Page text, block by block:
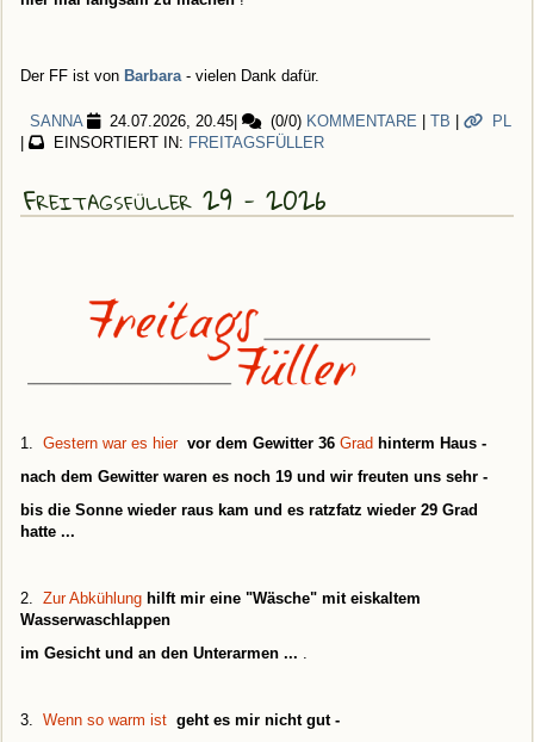
Der FF ist von Barbara - vielen Dank dafür.
SANNA 24.07.2026, 20.45 (0/0) KOMMENTARE TB
PL
EINSORTIERT IN: FREITAGSFÜLLER
Freitagsfüller 29 - 2026
1. Gestern war es hier vor dem Gewitter 36 Grad hinterm Haus -
nach dem Gewitter waren es noch 19 und wir freuten uns sehr -
bis die Sonne wieder raus kam und es ratzfatz wieder 29 Grad
hatte ...
2. Zur Abkühlung hilft mir eine "Wäsche" mit eiskaltem
Wasserwaschlappen
im Gesicht und an den Unterarmen ...
3. Wenn so warm ist geht es mir nicht gut -